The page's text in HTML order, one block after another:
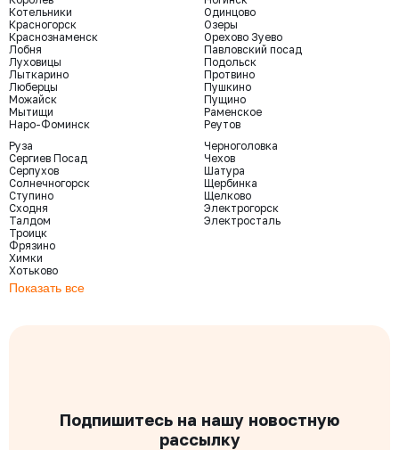
Котельники
Красногорск
Краснознаменск
Лобня
Луховицы
Лыткарино
Люберцы
Можайск
Мытищи
Наро-Фоминск
Одинцово
Озеры
Орехово Зуево
Павловский посад
Подольск
Протвино
Пушкино
Пущино
Раменское
Реутов
Руза
Сергиев Посад
Серпухов
Солнечногорск
Ступино
Сходня
Талдом
Троицк
Фрязино
Химки
Хотьково
Черноголовка
Чехов
Шатура
Щербинка
Щелково
Электрогорск
Электросталь
Показать все
Подпишитесь на нашу новостную
рассылку